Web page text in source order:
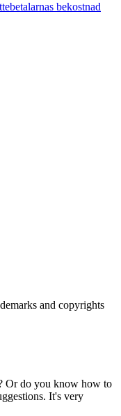
bekostnad
and copyrights
Or do you know how to
It's very